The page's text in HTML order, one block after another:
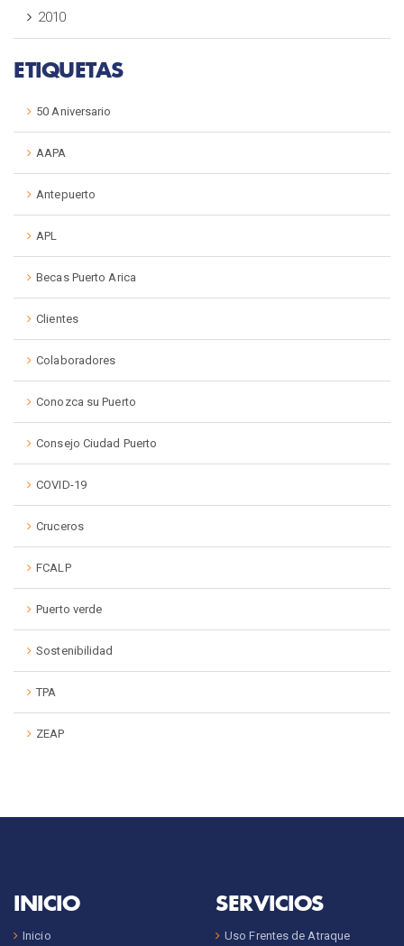
2010
ETIQUETAS
50 Aniversario
AAPA
Antepuerto
APL
Becas Puerto Arica
Clientes
Colaboradores
Conozca su Puerto
Consejo Ciudad Puerto
COVID-19
Cruceros
FCALP
Puerto verde
Sostenibilidad
TPA
ZEAP
INICIO
Inicio
SERVICIOS
Uso Frentes de Atraque